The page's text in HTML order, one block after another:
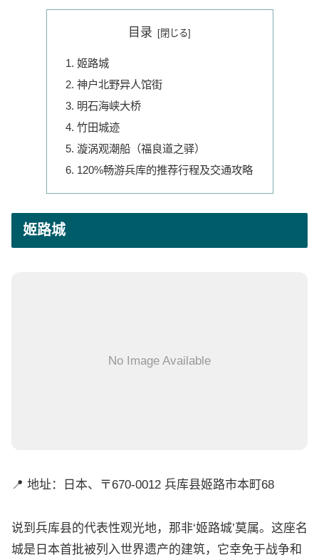
目录
姬路城
神户北野异人馆街
明石海峡大桥
竹田城迹
漩涡观潮船（福良道之驿）
120%畅游兵库的推荐行程及交通攻略
姬路城
No Image Available
📍 地址：日本、〒670-0012 兵库县姬路市本町68
说到兵库县的代表性观光地，那非‘姬路城’莫属。这座名
城是日本首批被列入世界遗产的建筑，它幸免于战争和